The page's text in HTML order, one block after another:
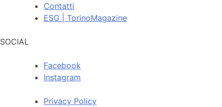
Contatti
ESG | TorinoMagazine
SOCIAL
Facebook
Instagram
Privacy Policy